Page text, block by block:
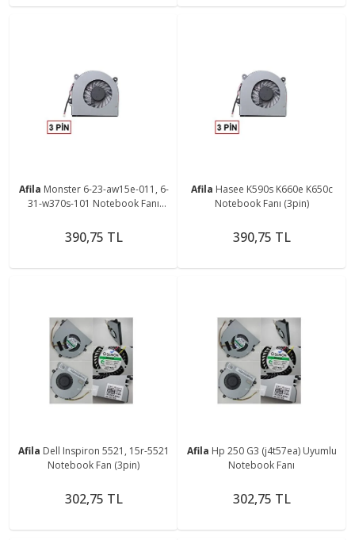
Afila Monster 6-23-aw15e-011, 6-
31-w370s-101 Notebook Fanı
390,75 TL
Afila Hasee K590s K660e K650c
Notebook Fanı (3pin)
390,75 TL
Afila Dell Inspiron 5521, 15r-5521
Notebook Fan (3pin)
302,75 TL
Afila Hp 250 G3 (j4t57ea) Uyumlu
Notebook Fanı
302,75 TL